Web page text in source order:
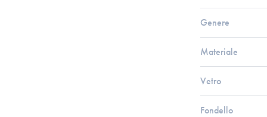
Genere
Materiale
Vetro
Fondello